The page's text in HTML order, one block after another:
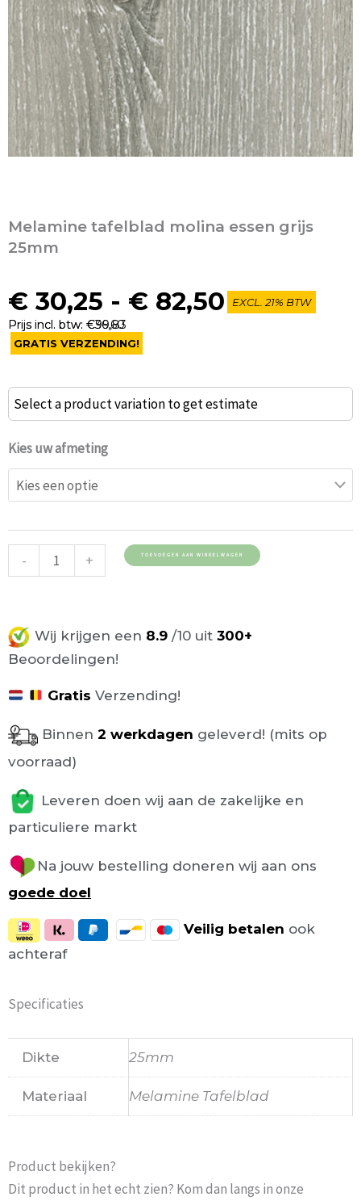
Melamine tafelblad molina essen grijs
25mm
€ 30,25
Prijs incl. btw: €36,60
- € 82,50
Prijs incl. btw: €99,83 € 30,25
EXCL. 21% BTW
GRATIS VERZENDING!
Select a product variation to get estimate
Kies uw afmeting
-
Melamine
tafelblad
molina
essen
grijs
aantal
+ TOEVOEGEN AAN WINKELWAGEN
Wij krijgen een 8.9 /10 uit 300+
Beoordelingen!
Gratis Verzending!
Binnen 2 werkdagen geleverd! (mits op
voorraad)
Leveren doen wij aan de zakelijke en
particuliere markt
Na jouw bestelling doneren wij aan ons
goede doel
Veilig betalen ook
achteraf
Specificaties
Dikte 25mm
Materiaal Melamine Tafelblad
Product bekijken?
Dit product in het echt zien? Kom dan langs in onze